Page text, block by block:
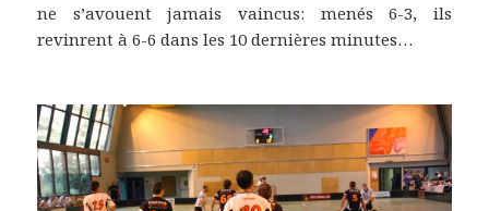
ne s’avouent jamais vaincus: menés 6-3, ils
revinrent à 6-6 dans les 10 dernières minutes…